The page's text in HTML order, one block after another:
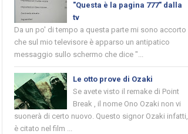
"Questa è la pagina 777" dalla
tv
Da un po' di tempo a questa parte mi sono accorto
che sul mio televisore è apparso un antipatico
messaggio sullo schermo che dice "...
Le otto prove di Ozaki
Se avete visto il remake di Point
Break , il nome Ono Ozaki non vi
suonerà di certo nuovo. Questo signor Ozaki infatti,
è citato nel film ...